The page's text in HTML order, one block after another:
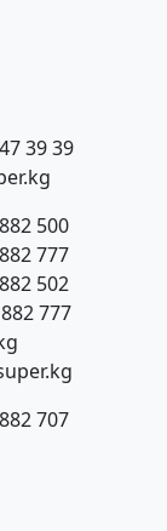
39 39
500
777
502
777
707